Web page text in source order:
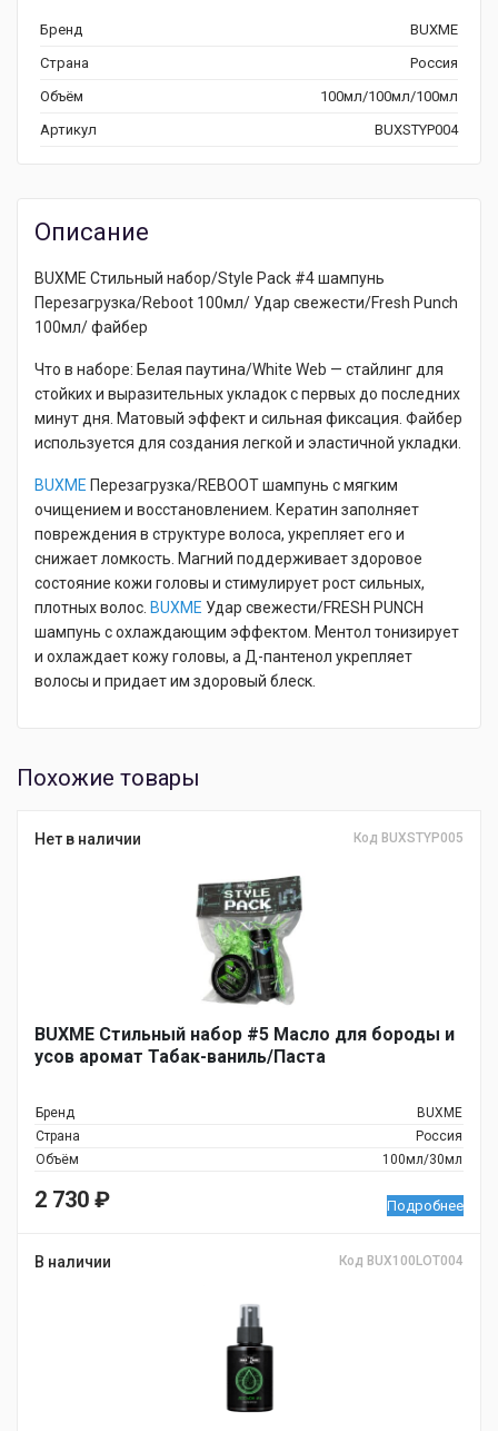
Бренд
BUXME
Страна
Россия
Объём
100мл/100мл/100мл
Артикул
BUXSTYP004
Описание
BUXME Стильный набор/Style Pack #4 шампунь
Перезагрузка/Reboot 100мл/ Удар свежести/Fresh Punch
100мл/ файбер
Что в наборе: Белая паутина/White Web — стайлинг для
стойких и выразительных укладок с первых до последних
минут дня. Матовый эффект и сильная фиксация. Файбер
используется для создания легкой и эластичной укладки.
BUXME Перезагрузка/REBOOT шампунь с мягким
очищением и восстановлением. Кератин заполняет
повреждения в структуре волоса, укрепляет его и
снижает ломкость. Магний поддерживает здоровое
состояние кожи головы и стимулирует рост сильных,
плотных волос. BUXME Удар свежести/FRESH PUNCH
шампунь с охлаждающим эффектом. Ментол тонизирует
и охлаждает кожу головы, а Д-пантенол укрепляет
волосы и придает им здоровый блеск.
Похожие товары
Нет в наличии Код BUXSTYP005
BUXME Стильный набор #5 Масло для бороды и
усов аромат Табак-ваниль/Паста
Бренд
BUXME
Страна
Россия
Объём
100мл/30мл
2 730 ₽ Подробнее
В наличии Код BUX100LOT004